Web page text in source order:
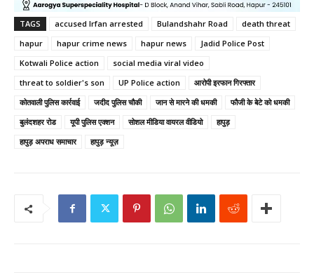
TAGS accused Irfan arrested Bulandshahr Road
death threat
hapur
hapur crime news hapur news
Jadid Police Post
Kotwali Police action
social media viral video
threat to soldier's son
UP Police action
आरोपी इरफान गिरफ्तार
कोतवाली पुलिस कार्रवाई
जदीद पुलिस चौकी जान से मारने की धमकी
फौजी के बेटे को धमकी
बुलंदशहर रोड
यूपी पुलिस एक्शन सोशल मीडिया वायरल वीडियो
हापुड़
हापुड़ अपराध समाचार
हापुड़ न्यूज़